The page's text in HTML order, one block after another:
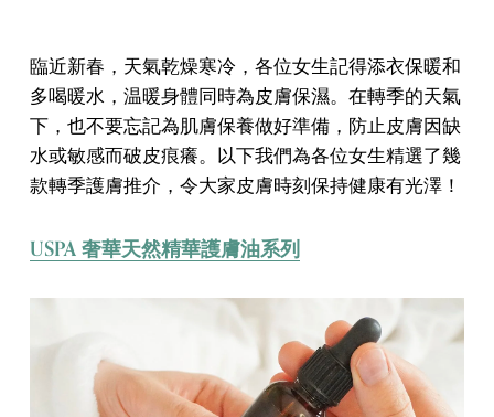
臨近新春，天氣乾燥寒冷，各位女生記得添衣保暖和
多喝暖水，温暖身體同時為皮膚保濕。在轉季的天氣
下，也不要忘記為肌膚保養做好準備，防止皮膚因缺
水或敏感而破皮痕癢。以下我們為各位女生精選了幾
款轉季護膚推介，令大家皮膚時刻保持健康有光澤！
USPA 奢華天然精華護膚油系列